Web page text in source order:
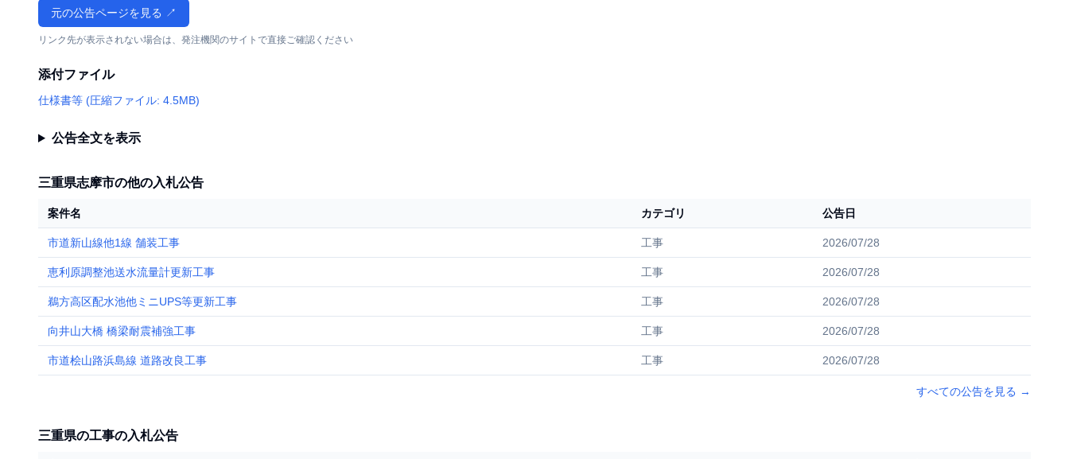
元の公告ページを見る ↗
リンク先が表示されない場合は、発注機関のサイトで直接ご確認ください
添付ファイル
仕様書等 (圧縮ファイル: 4.5MB)
公告全文を表示
三重県志摩市の他の入札公告
案件名 カテゴリ 公告日
市道新山線他1線 舗装工事 工事 2026/07/28
恵利原調整池送水流量計更新工事 工事 2026/07/28
鵜方高区配水池他ミニUPS等更新工事 工事 2026/07/28
向井山大橋 橋梁耐震補強工事 工事 2026/07/28
市道桧山路浜島線 道路改良工事 工事 2026/07/28
すべての公告を見る →
三重県の工事の入札公告